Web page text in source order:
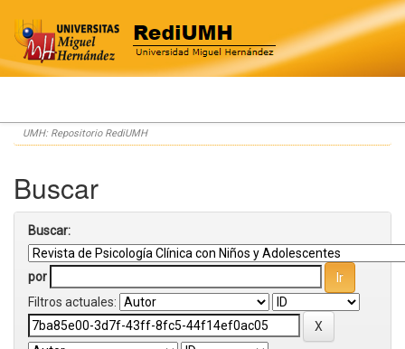
Skip
navigation
UMH: Repositorio RediUMH
Buscar
Buscar:
por
Filtros actuales: